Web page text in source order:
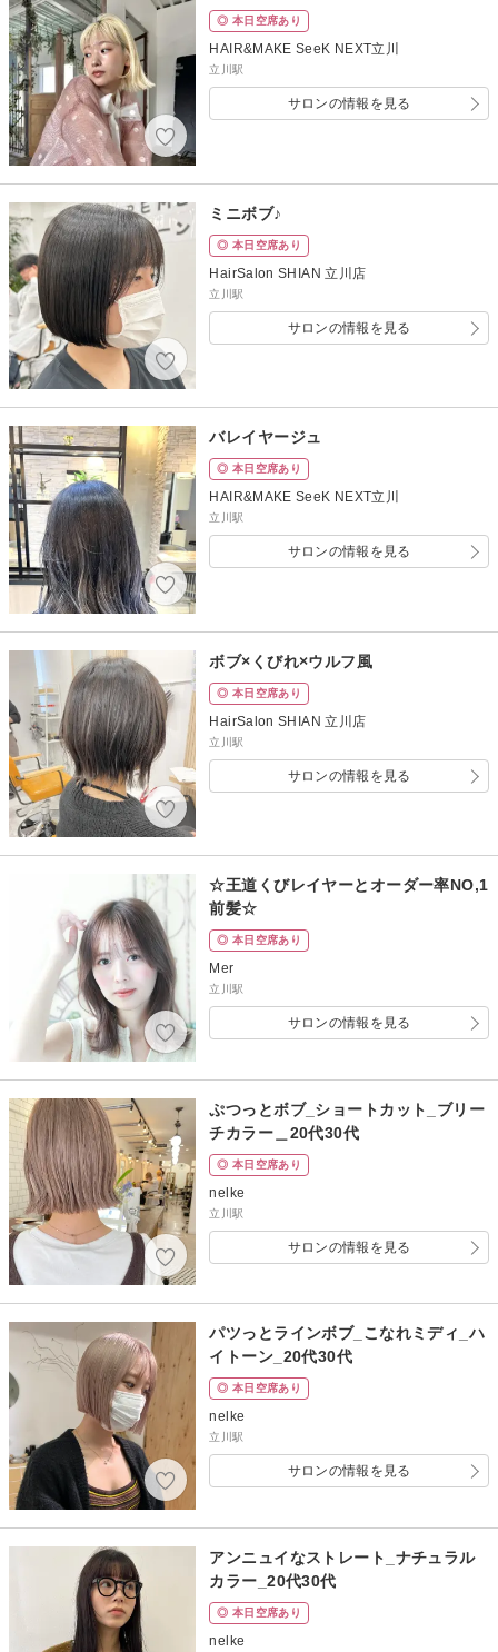
◎ 本日空席あり
HAIR&MAKE SeeK NEXT立川
立川駅
サロンの情報を見る
ミニボブ♪
◎ 本日空席あり
HairSalon SHIAN 立川店
立川駅
サロンの情報を見る
バレイヤージュ
◎ 本日空席あり
HAIR&MAKE SeeK NEXT立川
立川駅
サロンの情報を見る
ボブ×くびれ×ウルフ風
◎ 本日空席あり
HairSalon SHIAN 立川店
立川駅
サロンの情報を見る
☆王道くびレイヤーとオーダー率NO,1
前髪☆
◎ 本日空席あり
Mer
立川駅
サロンの情報を見る
ぷつっとボブ_ショートカット_ブリー
チカラー＿20代30代
◎ 本日空席あり
nelke
立川駅
サロンの情報を見る
パツっとラインボブ_こなれミディ_ハ
イトーン_20代30代
◎ 本日空席あり
nelke
立川駅
サロンの情報を見る
アンニュイなストレート_ナチュラル
カラー_20代30代
◎ 本日空席あり
nelke